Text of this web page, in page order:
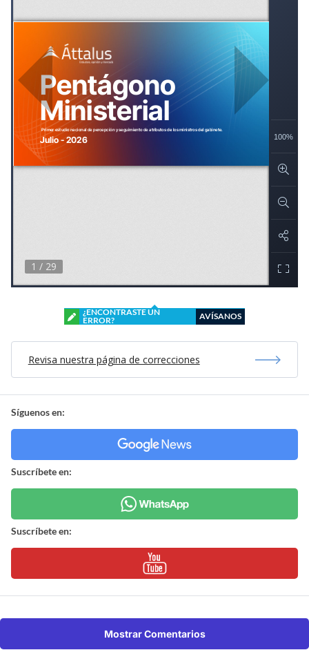
¿ENCONTRASTE UN
ERROR?
AVÍSANOS
Revisa nuestra página de correcciones
Síguenos en:
Suscríbete en:
Suscríbete en:
Mostrar Comentarios